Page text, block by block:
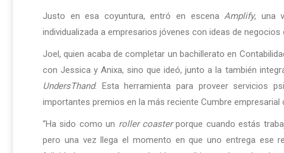
Justo en esa coyuntura, entró en escenaAmplify, una
individualizada a empresarios jóvenes con ideas de negocios
Joel, quien acaba de completar un bachillerato en
con Jessica y Anixa, sino que ideó, junto a la también
UndersThand. Esta herramienta para proveer servicios
importantes premios en la más reciente Cumbre empresarial
“Ha sido como un roller coasterporque cuando estás
pero una vez llega el momento en que uno entrega ese